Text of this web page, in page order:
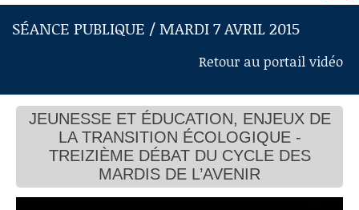
EN DIRECT
RECHERCHE
AIDE À LA DÉCOUPE
DE VIDÉOS
Séance publique
Questions au Gouvernement
Commissions
Présidence
Évènements
Connaissance, Histoire
SÉANCE PUBLIQUE / MARDI 7 AVRIL 2015
Retour au portail vidéo
JEUNESSE ET ÉDUCATION, ENJEUX DE
LA TRANSITION ÉCOLOGIQUE -
TREIZIÈME DÉBAT DU CYCLE DES
MARDIS DE L’AVENIR